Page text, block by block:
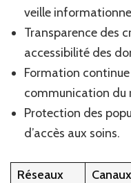
veille
Transparence des
accessibilité des
Formation
communication du
Protection des
d’accès aux soins.
Réseaux
Canaux